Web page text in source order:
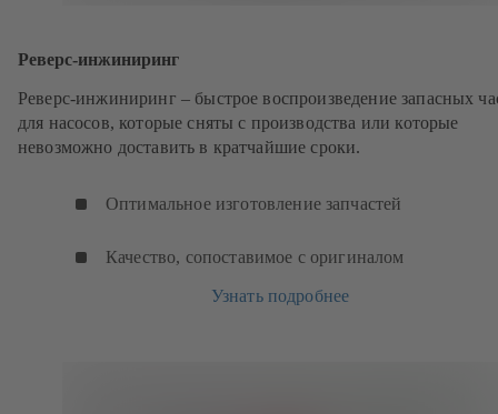
Реверс-инжиниринг
Реверс-инжиниринг – быстрое воспроизведение запасных
для насосов, которые сняты с производства или которые
невозможно доставить в кратчайшие сроки.
Оптимальное изготовление запчастей
Качество, сопоставимое с оригиналом
Узнать подробнее